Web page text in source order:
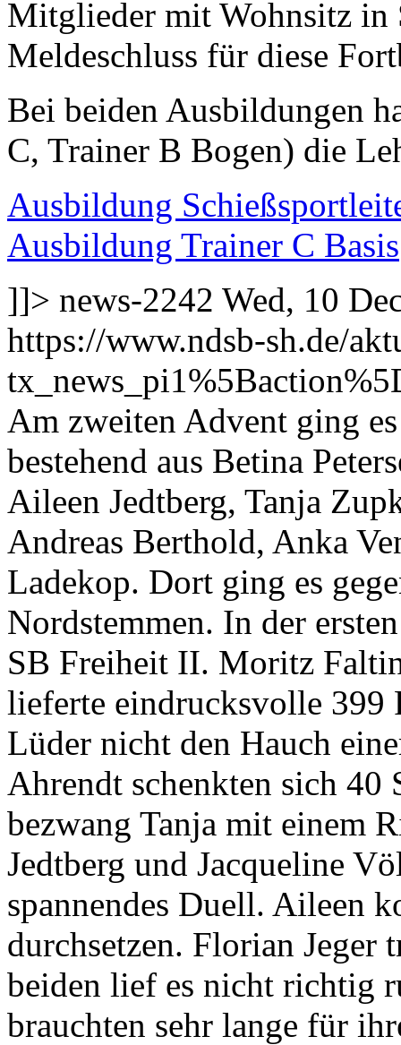
Mitglieder mit Wohnsitz in
Meldeschluss für diese
Bei beiden Ausbildungen
C, Trainer B Bogen) die
Ausbildung
Ausbildung Trainer C Basis
]]> news-2242 Wed, 10
https://www.ndsb-sh.de/
Am zweiten Advent ging
bestehend aus Betina
Aileen Jedtberg, Tanja
Andreas Berthold, Anka
Ladekop. Dort ging es
Nordstemmen. In der
SB Freiheit II. Moritz
lieferte eindrucksvolle 399
Lüder nicht den Hauch
Ahrendt schenkten sich 40
bezwang Tanja mit einem
Jedtberg und Jacqueline
spannendes Duell. Aileen
durchsetzen. Florian Jeger
beiden lief es nicht richtig
brauchten sehr lange für